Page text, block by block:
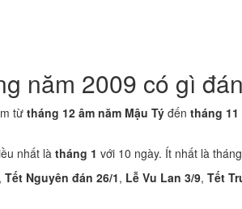
năm 2009 có gì
từ tháng 12 âm năm Mậu Tý đến tháng 11
nhất là tháng 1 với 10 ngày. Ít nhất là
, Tết Nguyên đán 26/1, Lễ Vu Lan 3/9, Tết